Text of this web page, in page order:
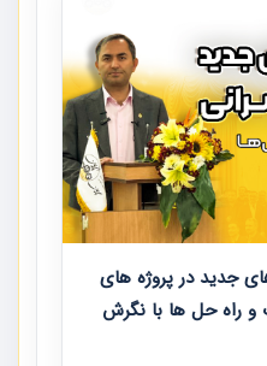
جدید در پروژه های
و راه حل ها با نگرش